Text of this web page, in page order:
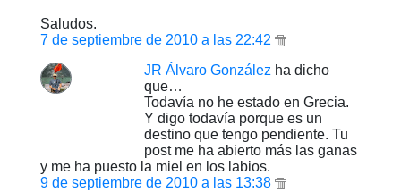
Saludos.
7 de septiembre de 2010 a las 22:42
JR Álvaro González ha dicho
que…
Todavía no he estado en Grecia.
Y digo todavía porque es un
destino que tengo pendiente. Tu
post me ha abierto más las ganas
y me ha puesto la miel en los labios.
9 de septiembre de 2010 a las 13:38